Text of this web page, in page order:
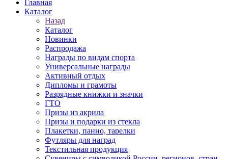
Главная
Каталог
Назад
Каталог
Новинки
Распродажа
Награды по видам спорта
Универсальные награды
Активный отдых
Дипломы и грамоты
Разрядные книжки и значки
ГТО
Призы из акрила
Призы и подарки из стекла
Плакетки, панно, тарелки
Футляры для наград
Текстильная продукция